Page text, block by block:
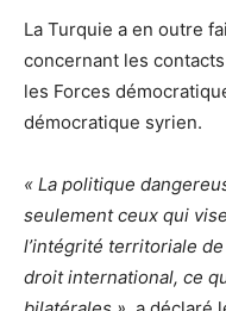
La Turquie a en outre
concernant les
les Forces
démocratique syrien.
« La politique
seulement ceux qui
l’intégrité territoriale
droit international, ce